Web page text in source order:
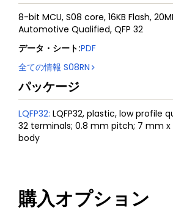
8-bit MCU, S08 core, 16KB Flash,
Automotive Qualified, QFP 32
データ・シート:PDF
全ての情報 S08RN
パッケージ
LQFP32: LQFP32, plastic, low profile
32 terminals; 0.8 mm pitch; 7 mm x
body
購入オプション